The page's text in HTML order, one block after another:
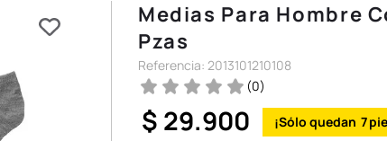
Medias Para Hombre
Pzas
Referencia: 2013101210108
(0)
$ 29.900 7